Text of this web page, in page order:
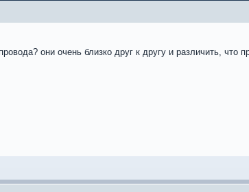
они очень близко друг к другу и различить,